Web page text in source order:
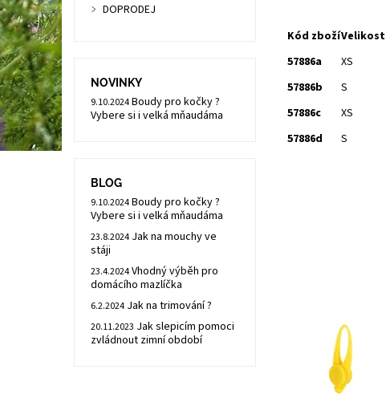
Kód zbožíVelikost
57886a
XS
57886b
S
57886c
XS
57886d
S
DOPRODEJ
NOVINKY
9.10.2024Boudy pro kočky ?
Vybere si i velká mňaudáma
BLOG
9.10.2024Boudy pro kočky ?
Vybere si i velká mňaudáma
23.8.2024 Jak na mouchy ve
stáji
23.4.2024Vhodný výběh pro
domácího mazlíčka
6.2.2024 Jak na trimování ?
20.11.2023 Jak slepicím pomoci
zvládnout zimní období